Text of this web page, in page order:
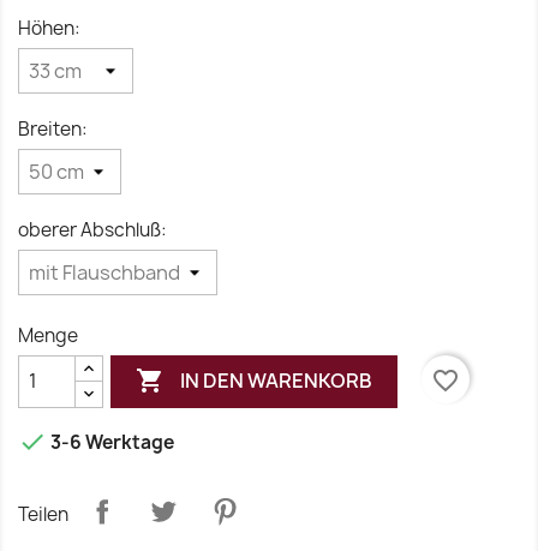
Höhen:
Breiten:
oberer Abschluß:
Menge
 IN DEN WARENKORB favorite_border
 3-6 Werktage
Teilen